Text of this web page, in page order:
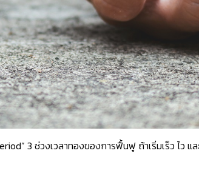
3 ช่วงเวลาทองของการฟื้นฟู ถ้าเริ่มเร็ว ไว